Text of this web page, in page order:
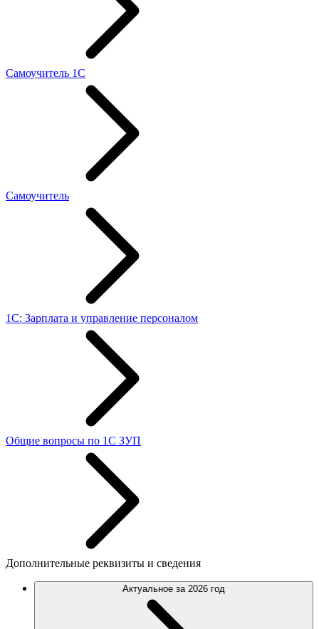
Самоучитель 1С
Самоучитель
1С: Зарплата и управление персоналом
Общие вопросы по 1С ЗУП
Дополнительные реквизиты и сведения
Актуальное за 2026 год